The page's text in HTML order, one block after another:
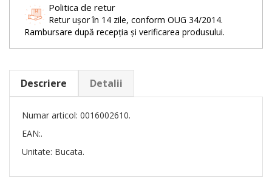
Politica de retur
Retur ușor în 14 zile, conform OUG 34/2014.
Rambursare după recepția și verificarea produsului.
Descriere Detalii
Numar articol: 0016002610.
EAN:.
Unitate: Bucata.